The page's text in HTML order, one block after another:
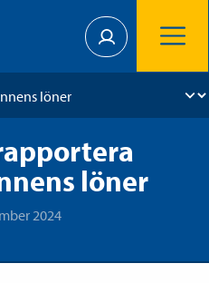
löner
2024